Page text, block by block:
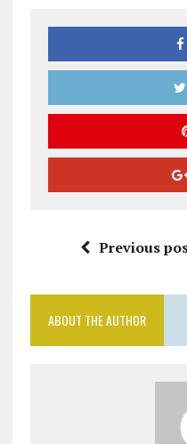
Previous
ABOUT THE AUTHOR